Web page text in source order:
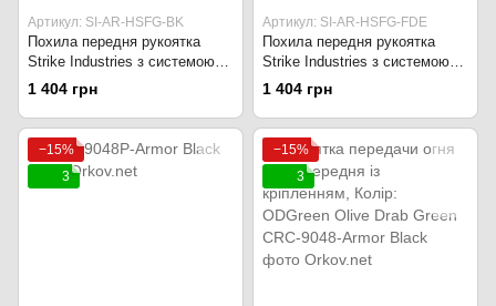
Артикул: SI-AR-HSFG-BK
Похила передня рукоятка
Strike Industries з системою
прокладки кабелю SI-AR-
HSFG-BK Чорний
1 404 грн
Артикул: SI-AR-HSFG-FDE
Похила передня рукоятка
Strike Industries з системою
прокладки кабелю SI-AR-
HSFG-FDE Flat Dark Earth
1 404 грн
−15%
3
−15%
3